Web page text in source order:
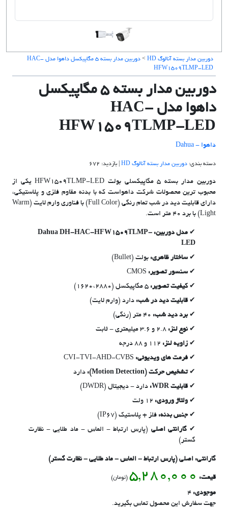
دوربین مدار بسته آنالوگ HD >
دوربین مدار بسته 5 مگاپیکسل داهوا مدل HAC-
HFW1509TLMP-LED
دوربین مدار بسته 5 مگاپیکسل
داهوا مدل HAC-
HFW1509TLMP-LED
داهوا - Dahua
دسته بندی: دوربین مدار بسته آنالوگ HD | بازدید: 672
دوربین مدار بسته 5 مگاپیکسلی بولت HFW1509TLMP-LED یکی از
محبوب ترین محصولات شرکت داهواست که با بدنه مقاوم فلزی و پلاستیکی،
دارای قابلیت دید در شب تمام رنگی (Full Color) با فناوری وارم لایت (Warm
Light) با برد 40 متر است.
مدل دوربین: Dahua DH-HAC-HFW1509TLMP-
LED
ساختار ظاهری: بولت (Bullet)
سنسور تصویر:
کیفیت تصویر:
قابلیت دید در شب: دارد (وارم لایت)
برد دید شب:
نوع لنز:
زاویه لنز:
فرمت های ویدیوئی: CVI-TVI-AHD-CVBS
تشخیص حرکت (Motion Detection):
دارد
قابلیت WDR:
دارد - دیجیتال (DWDR)
ولتاژ ورودی:
جنس بدنه: فلز + پلاستیک (IP67)
گارانتی اصلی (پارس ارتباط - الماس - ماد طلایی - نظارت
گستر)
گارانتی: اصلی (پارس ارتباط - الماس - ماد طلایی - نظارت گستر)
قیمت: 5,280,000 (تومان)
موجودی:
جهت سفارش این محصول تماس بگیرید.